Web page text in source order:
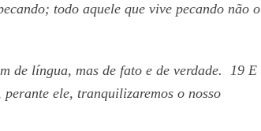
todo aquele que vive pecando não o
de língua, mas de fato e de verdade. 19 E
perante ele, tranquilizaremos o nosso